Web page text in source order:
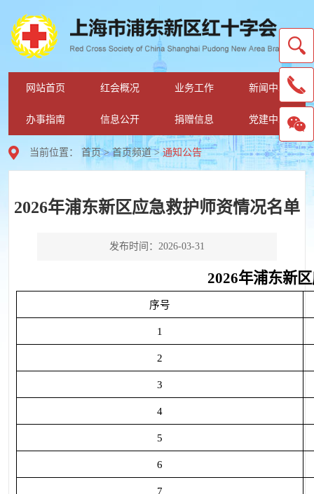
网站首页 红会概况 业务工作 新闻中心
办事指南 信息公开 捐赠信息 党建中心
当前位置： 首页>首页频道>通知公告
2026年浦东新区应急救护师资情况名单
发布时间：2026-03-31
2026年浦东新
序号
1
2
3
4
5
6
7